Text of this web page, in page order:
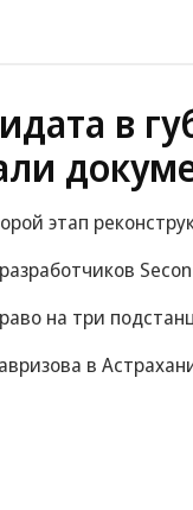
в
этап
на три
в